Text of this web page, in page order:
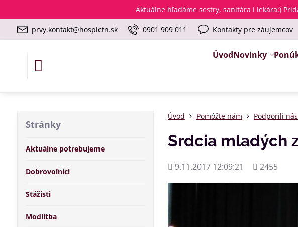
Aktuálne hľadáme sestry, sanitára i lekára:)
prvy.kontakt@hospictn.sk 0901 909 011 Kontakty pre záujemcov
ÚvodNovinky
Úvod Pomôžte nám Podporili nás
Srdcia mladých
Pridané
9.11.2017 12:09:21
Počet
2455
Stránky
Aktuálne potrebujeme
Dobrovoľníci
Stážisti
Modlitba